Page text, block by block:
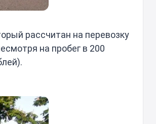
рассчитан на перевозку
на пробег в 200